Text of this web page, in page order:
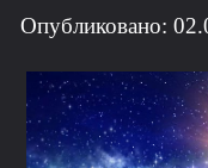
Опубликовано: